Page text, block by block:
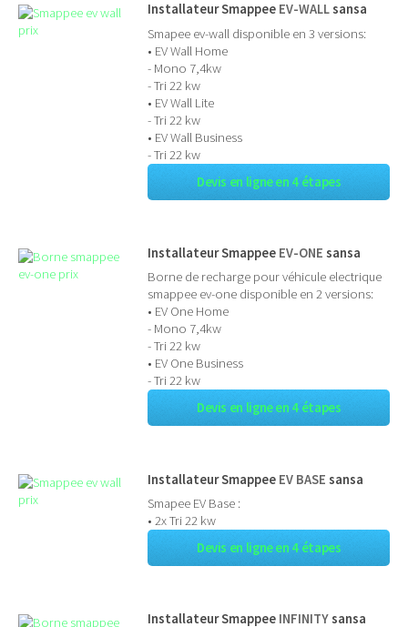
Installateur Smappee EV-WALLsansa
Smapee ev-wall disponible en 3 versions:
• EV Wall Home
- Mono 7,4kw
- Tri 22 kw
• EV Wall Lite
- Tri 22 kw
• EV Wall Business
- Tri 22 kw
Devis en ligne en 4 étapes
Installateur Smappee EV-ONE sansa
Borne de recharge pour véhicule electrique
smappee ev-one disponible en 2 versions:
• EV One Home
- Mono 7,4kw
- Tri 22 kw
• EV One Business
- Tri 22 kw
Devis en ligne en 4 étapes
Installateur Smappee EV BASE sansa
Smapee EV Base :
• 2x Tri 22 kw
Devis en ligne en 4 étapes
Installateur Smappee INFINITYsansa